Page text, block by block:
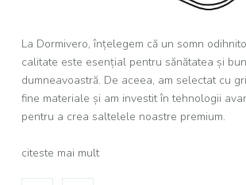
La Dormivero, înțelegem că un somn
calitate este esențial pentru sănătatea și
dumneavoastră. De aceea, am selectat cu
fine materiale și am investit în tehnologii
pentru a crea saltelele noastre premium.
citeste mai mult